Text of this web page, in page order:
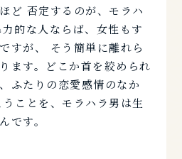
ど 否定するのが、モラハ
的な人ならば、女性もす
すが、 そう簡単に離れら
ます。どこか首を絞められ
ふたりの恋愛感情のなか
ことを、モラハラ男は生
です。